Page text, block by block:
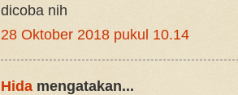
dicoba nih
28 Oktober 2018 pukul 10.14
Hida mengatakan...